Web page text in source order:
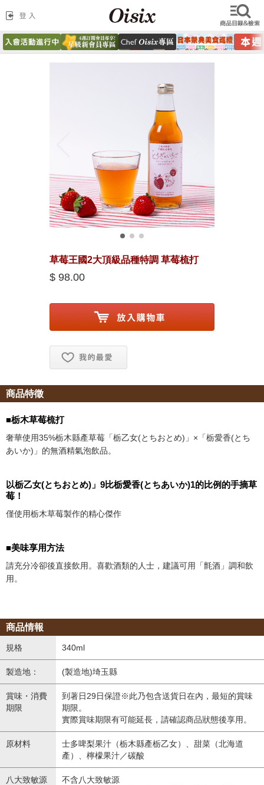
草莓王國2大頂級品種特調 草莓梳打
$ 98.00
商品特徵
■栃木草莓梳打
奢華使用35%栃木縣產草莓「栃乙女(とちおとめ)」×「栃愛香(とち
あいか)」的無酒精氣泡飲品。
以栃乙女(とちおとめ)」9比栃愛香(とちあいか)1的比例的手摘草
莓！
僅使用栃木草莓製作的精心傑作
■美味享用方法
請充分冷卻後直接飲用。喜歡酒類的人士，建議可用「氈酒」調和飲
用。
商品情報
規格 340ml
製造地： (製造地)埼玉縣
賞味・消費
期限
到著日29日保證※此乃包含送貨日在內，最短的賞味
期限。
實際賞味期限有可能延長，請確認商品狀態後享用。
原材料
士多啤梨果汁（栃木縣產栃乙女）、甜菜（北海道
產）、檸檬果汁／碳酸
八大致敏源
不含八大致敏源